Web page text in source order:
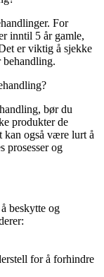
For
inntil 5 år gamle,
er viktig å sjekke
behandling.
bør du
produkter de
kan også være lurt å
prosesser og
beskytte og
for å forhindre